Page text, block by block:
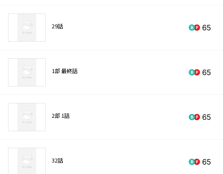
29話 65
1部 最終話 65
2部 1話 65
32話 65